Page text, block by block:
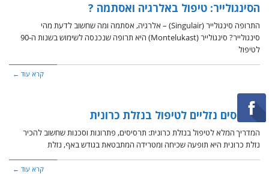
הסינגולייר: טיפול באלרגיה ואסתמה ?
התרופה סינגולייר (Singulair) – אלרגיה, אסתמה ומה שחשוב לדעת מהי
סינגולייר? סינגולייר (Montelukast) היא תרופה שנכנסה לשימוש בשנות ה-90
לטיפול
קרא עוד ←
תרסיסים נזליים לטיפול בנזלת כרונית
המדריך המלא לטיפול בנזלת כרונית: תרסיסים, פתרונות וסכנות שחשוב להכיר ​
נזלת כרונית היא תופעה שכיחה ומטרידה המתבטאת בגודש באף, נזלת
קרא עוד ←